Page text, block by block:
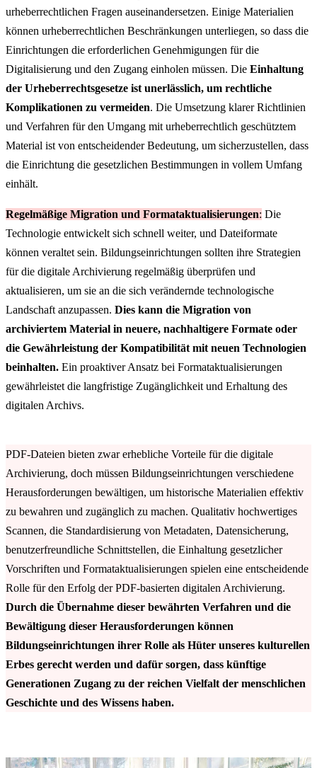
urheberrechtlichen Fragen auseinandersetzen. Einige Materialien
können urheberrechtlichen Beschränkungen unterliegen, so dass die
Einrichtungen die erforderlichen Genehmigungen für die
Digitalisierung und den Zugang einholen müssen. Die Einhaltung
der Urheberrechtsgesetze ist unerlässlich, um rechtliche
Komplikationen zu vermeiden. Die Umsetzung klarer Richtlinien
und Verfahren für den Umgang mit urheberrechtlich geschütztem
Material ist von entscheidender Bedeutung, um sicherzustellen, dass
die Einrichtung die gesetzlichen Bestimmungen in vollem Umfang
einhält.
Regelmäßige Migration und Formataktualisierungen: Die
Technologie entwickelt sich schnell weiter, und Dateiformate
können veraltet sein. Bildungseinrichtungen sollten ihre Strategien
für die digitale Archivierung regelmäßig überprüfen und
aktualisieren, um sie an die sich verändernde technologische
Landschaft anzupassen. Dies kann die Migration von
archiviertem Material in neuere, nachhaltigere Formate oder
die Gewährleistung der Kompatibilität mit neuen Technologien
beinhalten. Ein proaktiver Ansatz bei Formataktualisierungen
gewährleistet die langfristige Zugänglichkeit und Erhaltung des
digitalen Archivs.
PDF-Dateien bieten zwar erhebliche Vorteile für die digitale
Archivierung, doch müssen Bildungseinrichtungen verschiedene
Herausforderungen bewältigen, um historische Materialien effektiv
zu bewahren und zugänglich zu machen. Qualitativ hochwertiges
Scannen, die Standardisierung von Metadaten, Datensicherung,
benutzerfreundliche Schnittstellen, die Einhaltung gesetzlicher
Vorschriften und Formataktualisierungen spielen eine entscheidende
Rolle für den Erfolg der PDF-basierten digitalen Archivierung.
Durch die Übernahme dieser bewährten Verfahren und die
Bewältigung dieser Herausforderungen können
Bildungseinrichtungen ihrer Rolle als Hüter unseres kulturellen
Erbes gerecht werden und dafür sorgen, dass künftige
Generationen Zugang zu der reichen Vielfalt der menschlichen
Geschichte und des Wissens haben.